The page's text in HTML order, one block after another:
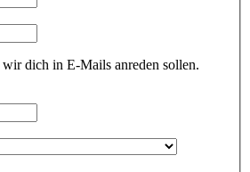
dich in E-Mails anreden sollen.